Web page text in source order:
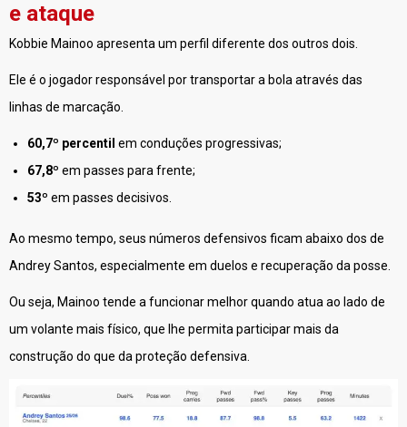
e ataque
Kobbie Mainoo apresenta um perfil diferente dos outros dois.
Ele é o jogador responsável por transportar a bola através das
linhas de marcação.
60,7º percentil em conduções progressivas;
67,8º em passes para frente;
53º em passes decisivos.
Ao mesmo tempo, seus números defensivos ficam abaixo dos de
Andrey Santos, especialmente em duelos e recuperação da posse.
Ou seja, Mainoo tende a funcionar melhor quando atua ao lado de
um volante mais físico, que lhe permita participar mais da
construção do que da proteção defensiva.